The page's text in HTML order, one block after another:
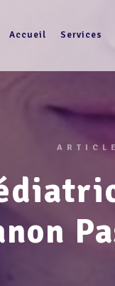
Accueil Services
ARTICLE